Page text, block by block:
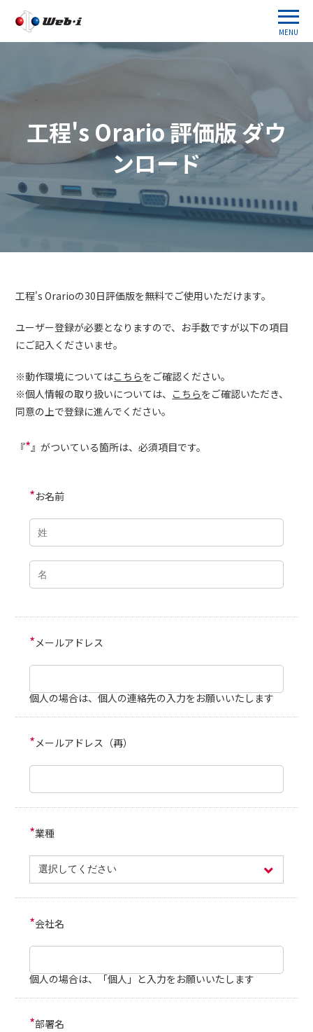
MENU
工程's Orario 評価版 ダウ
ンロード
工程's Orarioの30日評価版を無料でご使用いただけます。
ユーザー登録が必要となりますので、お手数ですが以下の項目
にご記入くださいませ。
※動作環境についてはこちらをご確認ください。
※個人情報の取り扱いについては、 こちらをご確認いただき、
同意の上で登録に進んでください。
『*』がついている箇所は、必須項目です。
*お名前
*メールアドレス
個人の場合は、個人の連絡先の入力をお願いいたします
*メールアドレス（再）
*業種
*会社名
個人の場合は、「個人」と入力をお願いいたします
*部署名